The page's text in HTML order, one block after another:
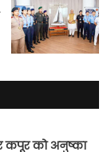
कपूर को अनुष्का